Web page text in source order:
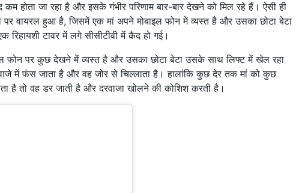
होता जा रहा है और इसके गंभीर परिणाम बार-बार देखने को मिल रहे हैं। ऐसी ही
पर वायरल हुआ है, जिसमें एक मां अपने मोबाइल फोन में व्यस्त है और उसका छोटा बेटा
टावर में लगे सीसीटीवी में कैद हो गई।
फोन पर कुछ देखने में व्यस्त है और उसका छोटा बेटा उसके साथ लिफ्ट में खेल रहा
में फंस जाता है और वह जोर से चिल्लाता है। हालांकि कुछ देर तक मां को कुछ
है तो वह डर जाती है और दरवाजा खोलने की कोशिश करती है।